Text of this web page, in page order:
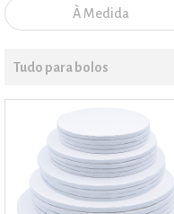
À Medida
Tudo para bolos